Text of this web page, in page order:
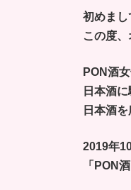
初めまし
この度
PON酒女
日本酒
日本酒
2019年
「PON